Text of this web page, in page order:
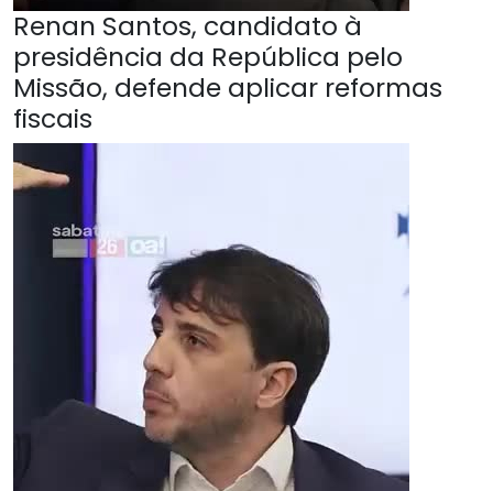
Renan Santos, candidato à
presidência da República pelo
Missão, defende aplicar reformas
fiscais